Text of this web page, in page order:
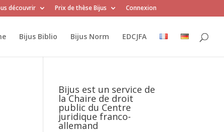
découvrir Prix de thèse Bijus Connexion
Bijus Biblio Bijus Norm EDCJFA
Bijus est un service de
la Chaire de droit
public du Centre
juridique franco-
allemand